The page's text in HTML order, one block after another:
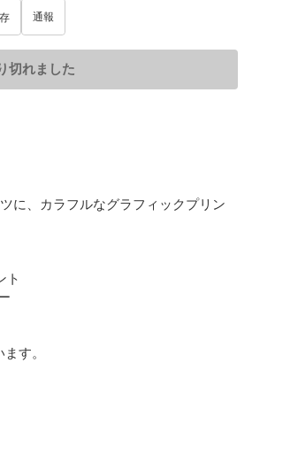
通報
切れました
に、カラフルなグラフィックプリン
ト
す。